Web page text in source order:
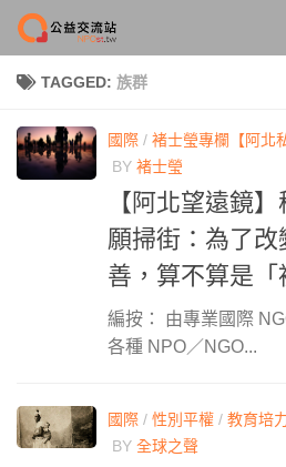
Skip to content
TAGGED: 族群
國際 / 褚士瑩專欄【阿北
BY 褚士瑩
【阿北望遠鏡
願掃街：為了
善，算不算是「
編按： 由專業國際
各種 NPO／NGO...
國際 / 性別平權 / 教育培
BY 全球之聲